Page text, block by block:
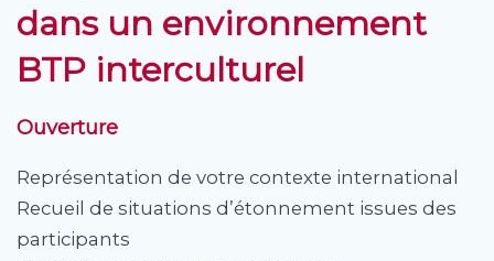
dans un environnement
BTP interculturel
Ouverture
Représentation de votre contexte international
Recueil de situations d’étonnement issues des
participants